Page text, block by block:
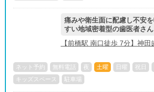
痛みや衛生面に配慮し不安
すい地域密着型の歯医者さん
【前橋駅 南口徒歩 7分】神田
ネット予約 無料電話 夜 土曜 日曜 祝日
キッズスペース
駐車場